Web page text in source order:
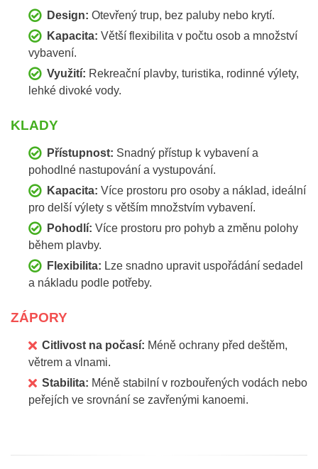
Design: Otevřený trup, bez paluby nebo krytí.
Kapacita: Větší flexibilita v počtu osob a množství
vybavení.
Využití: Rekreační plavby, turistika, rodinné výlety,
lehké divoké vody.
KLADY
Přístupnost: Snadný přístup k vybavení a
pohodlné nastupování a vystupování.
Kapacita: Více prostoru pro osoby a náklad, ideální
pro delší výlety s větším množstvím vybavení.
Pohodlí: Více prostoru pro pohyb a změnu polohy
během plavby.
Flexibilita: Lze snadno upravit uspořádání sedadel
a nákladu podle potřeby.
ZÁPORY
Citlivost na počasí: Méně ochrany před deštěm,
větrem a vlnami.
Stabilita: Méně stabilní v rozbouřených vodách nebo
peřejích ve srovnání se zavřenými kanoemi.